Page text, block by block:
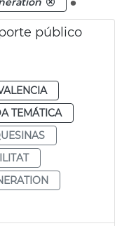
público
TEMÁTICA